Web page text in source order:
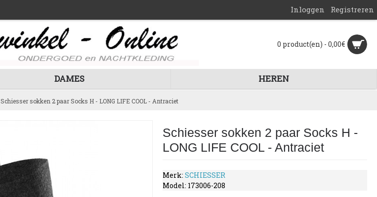
Inloggen Registreren
0 product(en) - 0,00€
DAMES HEREN
Schiesser sokken 2 paar Socks H - LONG LIFE COOL - Antraciet
Schiesser sokken 2 paar Socks H -
LONG LIFE COOL - Antraciet
Merk:SCHIESSER
Model: 173006-208